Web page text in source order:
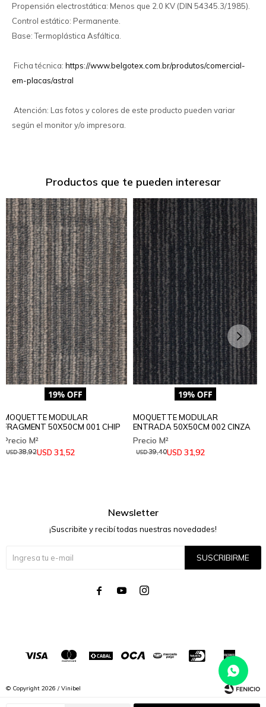
Propensión electrostática: Menos que 2.0 KV (DIN 54345.3/1985).
Control estático: Permanente.
Base: Termoplástica Asfáltica.
Ficha técnica: https://www.belgotex.com.br/produtos/comercial-
em-placas/astral
Atención: Las fotos y colores de este producto pueden variar
según el monitor y/o impresora.
Productos que te pueden interesar
MOQUETTE MODULAR
FRAGMENT 50X50CM 001 CHIP
USD 31,52
USD38,92
MOQUETTE MODULAR
ENTRADA 50X50CM 002 CINZA
USD 31,92
USD39,40
Newsletter
¡Suscribite y recibí todas nuestras novedades!
SUSCRIBIRME
  
© Copyright 2026 / Vinibel